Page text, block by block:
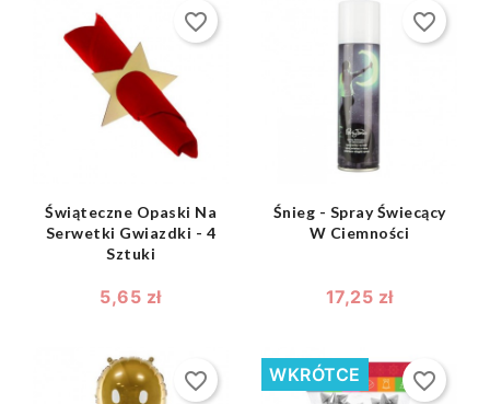
shopping_bag 
Świąteczne Opaski Na
Serwetki Gwiazdki - 4
Sztuki
5,65 zł
favorite_border
shopping_bag 
Śnieg - Spray Świecący
W Ciemności
17,25 zł
favorite_border
favorite_border WKRÓTCE favorite_border